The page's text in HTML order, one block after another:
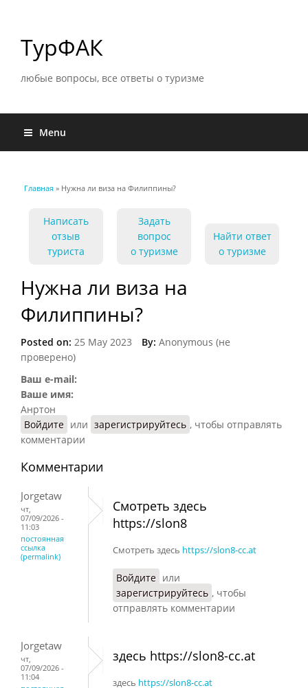
ТурФАК
любые вопросы, все ответы о туризме
Menu
Главная » Нужна ли виза на Филиппины?
Написать
отзыв
туриста
Задать
вопрос
о туризме
Найти ответ
о туризме
Нужна ли виза на
Филиппины?
Posted on: 25 May 2023 By: Anonymous (не
проверено)
Ваш e-mail:
Ваше имя:
Анртон
Войдите или зарегистрируйтесь , чтобы отправлять
комментарии
Комментарии
Jorgetaw
чт,
07/09/2026 -
11:03
постоянная
ссылка
(permalink)
Смотреть здесь
https://slon8
Смотреть здесь https://slon8-cc.at
Войдите или
зарегистрируйтесь , чтобы
отправлять комментарии
Jorgetaw
чт,
07/09/2026 -
11:04
здесь https://slon8-cc.at
здесь https://slon8-cc.at